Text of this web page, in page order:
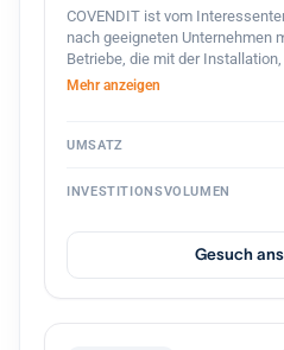
COVENDIT ist vom
nach geeigneten Unternehmen
Betriebe, die mit der
Verkauf von Solar- / PV-
Installation, Betrieb, Wartung
Brandenburg, Sachsen, Bayern,
Mitarbeiter: 5-50 Umsatz: 0,5-5
flexibel, partnerschaftlich
gerne weiter aktiv
Mehr anzeigen
UMSATZ
INVESTITIONSVOLUMEN
Gesuch